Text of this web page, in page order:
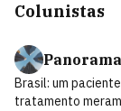
Colunistas
Brasil: um
tratamento